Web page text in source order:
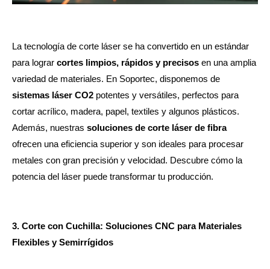
La tecnología de corte láser se ha convertido en un estándar
para lograr cortes limpios, rápidos y precisos en una amplia
variedad de materiales. En Soportec, disponemos de
sistemas láser CO2 potentes y versátiles, perfectos para
cortar acrílico, madera, papel, textiles y algunos plásticos.
Además, nuestras soluciones de corte láser de fibra
ofrecen una eficiencia superior y son ideales para procesar
metales con gran precisión y velocidad. Descubre cómo la
potencia del láser puede transformar tu producción.
3. Corte con Cuchilla: Soluciones CNC para Materiales
Flexibles y Semirrígidos